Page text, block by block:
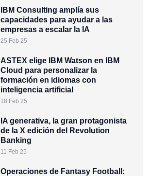
IBM Consulting amplía sus
capacidades para ayudar a las
empresas a escalar la IA
25 Feb 25
ASTEX elige IBM Watson en IBM
Cloud para personalizar la
formación en idiomas con
inteligencia artificial
18 Feb 25
IA generativa, la gran protagonista
de la X edición del Revolution
Banking
11 Feb 25
Operaciones de Fantasy Football: